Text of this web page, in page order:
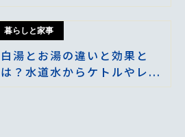
暮らしと家事
白湯とお湯の違いと効果と
は？水道水からケトルやレ...